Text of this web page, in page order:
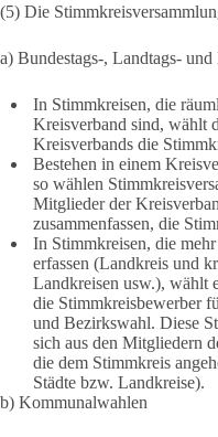
(5) Die
a) Bundestags-, Landtags-
In Stimmkreisen, die
Kreisverband sind, wählt
Kreisverbands die
Bestehen in einem
so wählen
Mitglieder der
zusammenfassen, die
In Stimmkreisen, die
erfassen (Landkreis und
Landkreisen usw.), wählt
die Stimmkreisbewerber
und Bezirkswahl. Diese
sich aus den Mitgliedern
die dem Stimmkreis
Städte bzw. Landkreise).
b) Kommunalwahlen